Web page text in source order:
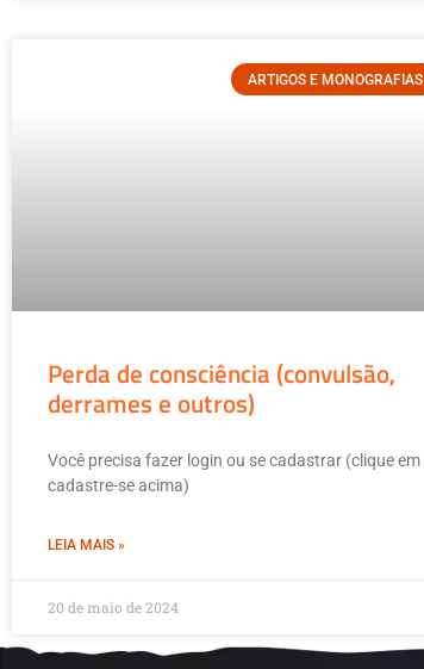
ARTIGOS E MONOGRAFIAS
Perda de consciência (convulsão,
derrames e outros)
Você precisa fazer login ou se cadastrar (clique em
cadastre-se acima)
LEIA MAIS »
20 de maio de 2024